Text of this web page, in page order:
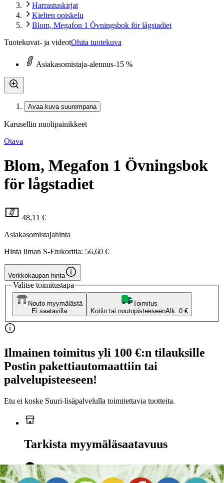
Harrastuskirjat
Kielten opiskelu
Blom, Megafon 1 Övningsbok för lågstadiet
Tuotekuvat- ja videotOhita tuotekuva
Asiakasomistaja-alennus-15 %
Avaa kuva suurempana
Karusellin nuolipainikkeet
Otava
Blom, Megafon 1 Övningsbok
för lågstadiet
48,11 €
Asiakasomistajahinta
Hinta ilman S-Etukorttia: 56,60 €
Verkkokaupan hinta
Valitse toimitustapa
Nouto myymälästä
Ei saatavilla
Toimitus
Kotiin tai noutopisteeseenAlk. 0 €
Ilmainen toimitus yli 100 €:n tilauksille
Postin pakettiautomaattiin tai
palvelupisteeseen!
Etu ei koske Suuri‑lisäpalvelulla toimitettavia tuotteita.
Tarkista myymäläsaatavuus